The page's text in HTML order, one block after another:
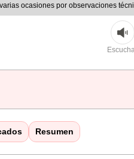
ocasiones por observaciones
Resumen